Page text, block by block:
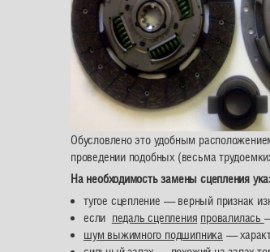
Обусловлено это удобным
проведении подобных (весьма
На необходимость замены сцепления
тугое сцепление — верный признак
если педаль сцепления провалилась
шум выжимного подшипника —